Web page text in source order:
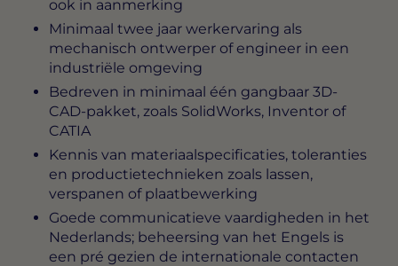
ook in aanmerking
Minimaal twee jaar werkervaring als
mechanisch ontwerper of engineer in een
industriële omgeving
Bedreven in minimaal één gangbaar 3D-
CAD-pakket, zoals SolidWorks, Inventor of
CATIA
Kennis van materiaalspecificaties, toleranties
en productietechnieken zoals lassen,
verspanen of plaatbewerking
Goede communicatieve vaardigheden in het
Nederlands; beheersing van het Engels is
een pré gezien de internationale contacten